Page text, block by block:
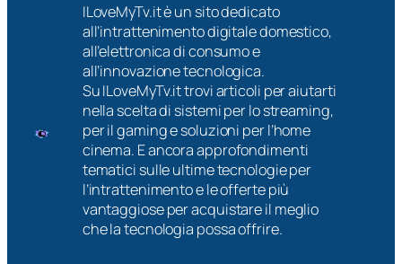
ILoveMyTv.it è un sito dedicato
all’intrattenimento digitale domestico,
all’elettronica di consumo e
all’innovazione tecnologica.
Su ILoveMyTv.it trovi articoli per aiutarti
nella scelta di sistemi per lo streaming,
per il gaming e soluzioni per l’home
cinema. E ancora approfondimenti
tematici sulle ultime tecnologie per
l’intrattenimento e le offerte più
vantaggiose per acquistare il meglio
che la tecnologia possa offrire.